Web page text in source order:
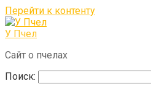
Перейти к контенту
У Пчел
Сайт о пчелах
Поиск: